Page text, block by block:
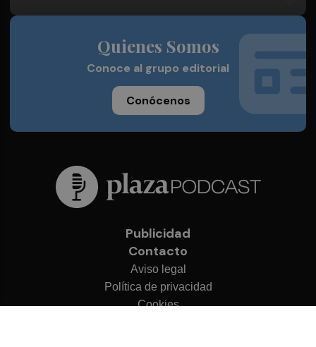
Quienes Somos
Conoce al grupo editorial
Conócenos
Publicidad
Contacto
Aviso legal
Política de privacidad
Cookies